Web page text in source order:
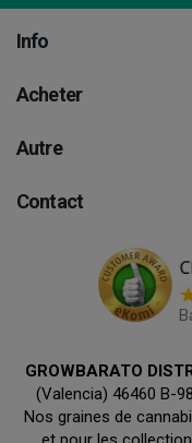
Info
Acheter
Autre
Contact
GROWBARATO
(Valencia) 46460 B-
Nos graines de